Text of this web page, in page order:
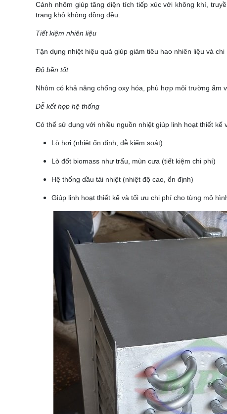
Cánh nhôm giúp tăng diện tích tiếp xúc với không khí,
trạng khô không đồng đều.
Tiết kiệm nhiên liệu
Tận dụng nhiệt hiệu quả giúp giảm tiêu hao nhiên liệu và
Độ bền tốt
Nhôm có khả năng chống oxy hóa, phù hợp môi trường ẩm
Dễ kết hợp hệ thống
Có thể sử dụng với nhiều nguồn nhiệt giúp linh hoạt thiết
Lò hơi (nhiệt ổn định, dễ kiểm soát)
Lò đốt biomass như trấu, mùn cưa (tiết kiệm chi phí)
Hệ thống dầu tải nhiệt (nhiệt độ cao, ổn định)
Giúp linh hoạt thiết kế và tối ưu chi phí cho từng mô